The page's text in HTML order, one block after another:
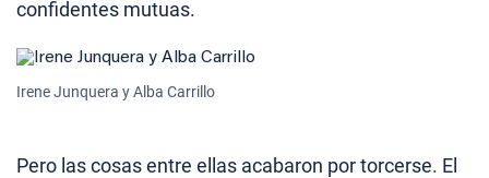
confidentes mutuas.
Irene Junquera y Alba Carrillo
Pero las cosas entre ellas acabaron por torcerse. El